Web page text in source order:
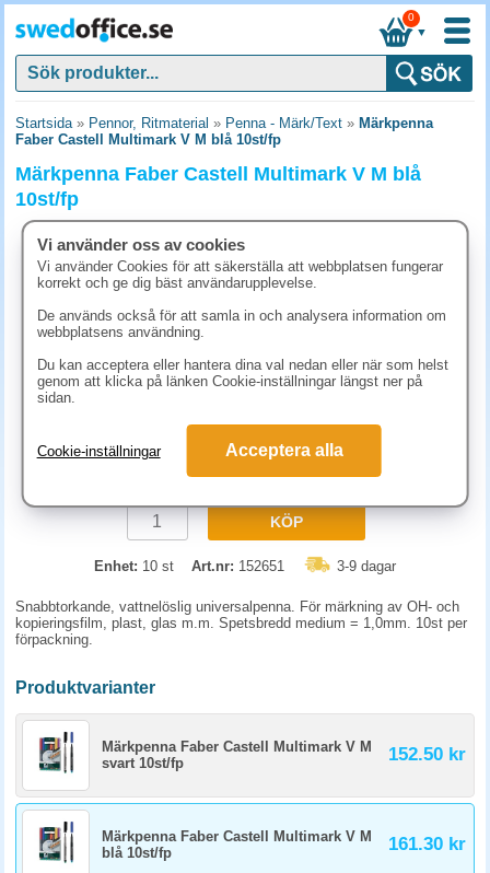
▼
0
Startsida» Pennor, Ritmaterial » Penna - Märk/Text » Märkpenna
Faber Castell Multimark V M blå 10st/fp
Märkpenna Faber Castell Multimark V M blå
10st/fp
161.30 kr (inkl. moms)
KÖP
Enhet: 10 st Art.nr: 152651 3-9 dagar
Snabbtorkande, vattnelöslig universalpenna. För märkning av OH- och
kopieringsfilm, plast, glas m.m. Spetsbredd medium = 1,0mm. 10st per
förpackning.
Produktvarianter
Märkpenna Faber Castell Multimark V M
svart 10st/fp
152.50 kr
Märkpenna Faber Castell Multimark V M
blå 10st/fp
161.30 kr
Vi använder oss av cookies
Vi använder Cookies för att säkerställa att webbplatsen fungerar
korrekt och ge dig bäst användarupplevelse.
De används också för att samla in och analysera information om
webbplatsens användning.
Du kan acceptera eller hantera dina val nedan eller när som helst
genom att klicka på länken Cookie-inställningar längst ner på
sidan.
Cookie-inställningar Acceptera alla